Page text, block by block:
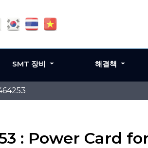
: Power Card
SMT 장비 해결책